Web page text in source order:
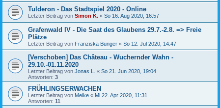
Tulderon - Das Stadtspiel 2020 - Online
Letzter Beitrag von Simon K. « So 16. Aug 2020, 16:57
Grafenwald IV - Die Saat des Glaubens 29.7.-2.8. => Freie
Plätze
Letzter Beitrag von Franziska Bünger « So 12. Jul 2020, 14:47
[Verschoben] Das Château - Wuchernder Wahn -
29.10.-01.11.2020
Letzter Beitrag von Jonas L. « So 21. Jun 2020, 19:04
Antworten: 3
FRÜHLINGSERWACHEN
Letzter Beitrag von Meike « Mi 22. Apr 2020, 11:31
Antworten: 11